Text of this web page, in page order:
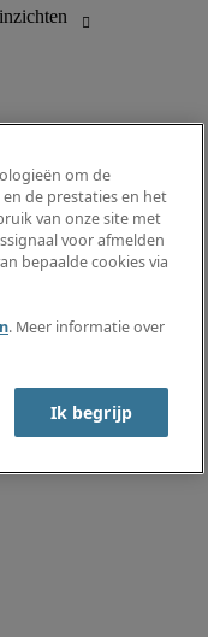
aan
om de
de prestaties en het
van onze site met
voor afmelden
bepaalde cookies via
. Meer informatie over
Ik begrijp